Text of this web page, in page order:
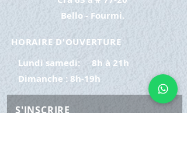
Bello - Fourmi.
HORAIRE D'OUVERTURE
Lundi samedi:
8h à 21h
Dimanche : 8h-19h
S'INSCRIRE